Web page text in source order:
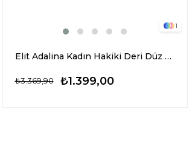
1
Elit Adalina Kadın Hakiki Deri Düz Sandalet Siyah
₺1.399,00
₺3.369,90